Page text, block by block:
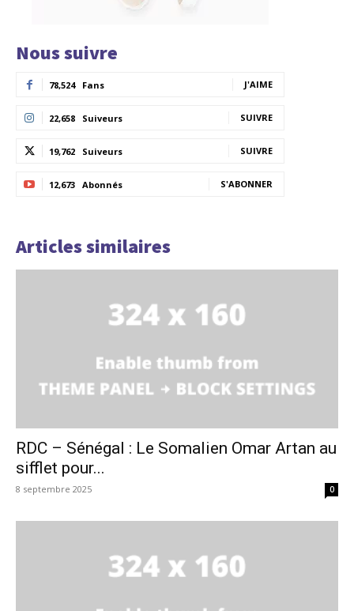
Nous suivre
78,524 Fans J'AIME
22,658 Suiveurs SUIVRE
19,762 Suiveurs SUIVRE
12,673 Abonnés S'ABONNER
Articles similaires
RDC – Sénégal : Le Somalien Omar Artan au
sifflet pour...
8 septembre 2025 0